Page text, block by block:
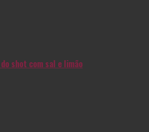
shot com sal e limão